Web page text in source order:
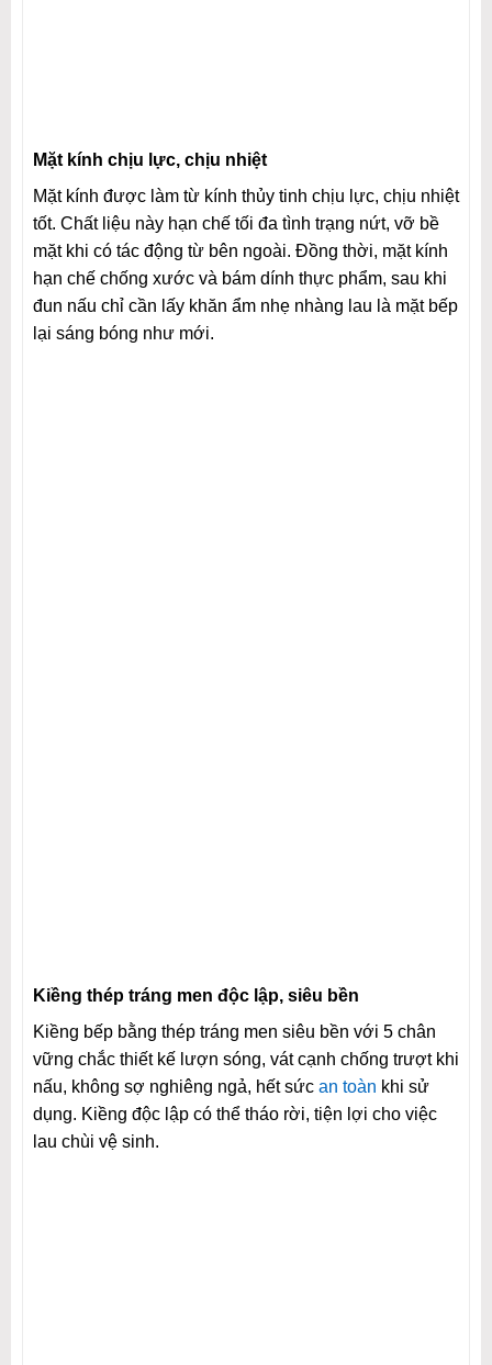
Mặt kính chịu lực, chịu nhiệt
Mặt kính được làm từ kính thủy tinh chịu lực, chịu nhiệt
tốt. Chất liệu này hạn chế tối đa tình trạng nứt, vỡ bề
mặt khi có tác động từ bên ngoài. Đồng thời, mặt kính
hạn chế chống xước và bám dính thực phẩm, sau khi
đun nấu chỉ cần lấy khăn ẩm nhẹ nhàng lau là mặt bếp
lại sáng bóng như mới.
Kiềng thép tráng men độc lập, siêu bền
Kiềng bếp bằng thép tráng men siêu bền với 5 chân
vững chắc thiết kế lượn sóng, vát cạnh chống trượt khi
nấu, không sợ nghiêng ngả, hết sức an toàn khi sử
dụng. Kiềng độc lập có thể tháo rời, tiện lợi cho việc
lau chùi vệ sinh.